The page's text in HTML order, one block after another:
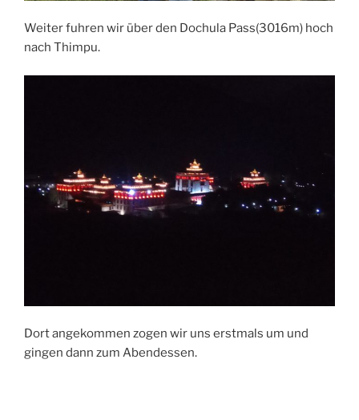
Weiter fuhren wir über den Dochula Pass(3016m) hoch
nach Thimpu.
Dort angekommen zogen wir uns erstmals um und
gingen dann zum Abendessen.